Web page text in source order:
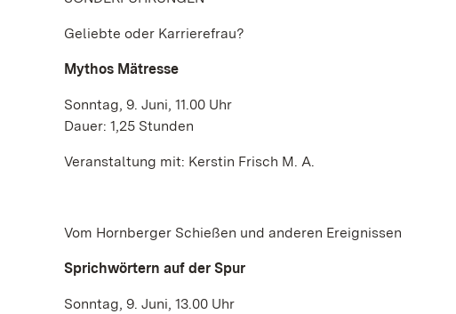
Geliebte oder Karrierefrau?
Mythos Mätresse
Sonntag, 9. Juni, 11.00 Uhr
Dauer: 1,25 Stunden
Veranstaltung mit: Kerstin Frisch M. A.
Vom Hornberger Schießen und anderen Ereignissen
Sprichwörtern auf der Spur
Sonntag, 9. Juni, 13.00 Uhr